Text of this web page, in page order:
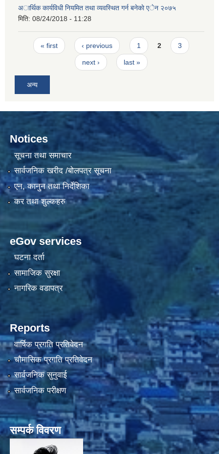
अार्थिक कार्यविधी नियमित तथा व्यवस्थित गर्न बनेकाे एेन २०७५
मिति: 08/24/2018 - 11:28
Pages
« first ‹ previous 1 2 3
next › last »
अन्य
Notices
सूचना तथा समाचार
सार्वजनिक खरीद /बोलपत्र सूचना
एन, कानुन तथा निर्देशिका
कर तथा शुल्कहरु
eGov services
घटना दर्ता
सामाजिक सुरक्षा
नागरिक वडापत्र
Reports
वार्षिक प्रगति प्रतिवेदन
चौमासिक प्रगति प्रतिवेदन
सार्वजनिक सुनुवाई
सार्वजनिक परीक्षण
सम्पर्क विवरण